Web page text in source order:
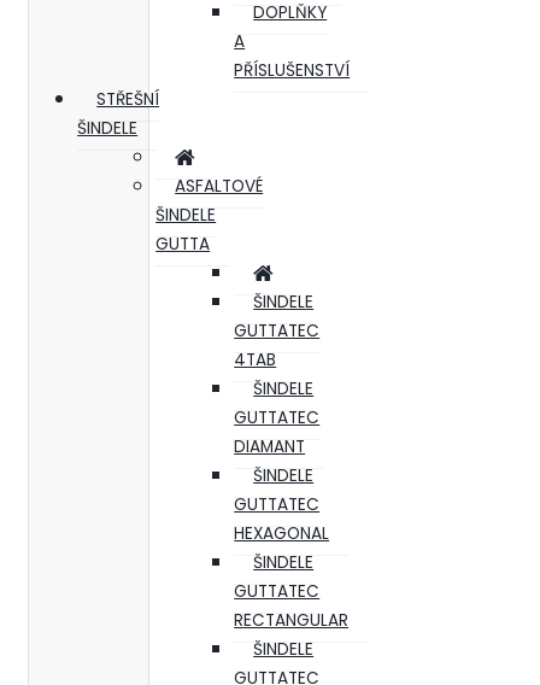
DOPLŇKY
A
PŘÍSLUŠENSTVÍ
STŘEŠNÍ
ŠINDELE
ASFALTOVÉ
ŠINDELE
GUTTA
ŠINDELE
GUTTATEC
4TAB
ŠINDELE
GUTTATEC
DIAMANT
ŠINDELE
GUTTATEC
HEXAGONAL
ŠINDELE
GUTTATEC
RECTANGULAR
ŠINDELE
GUTTATEC